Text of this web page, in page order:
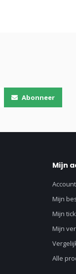
Abonneer
Mijn
Mijn
Mijn
Mijn
Alle